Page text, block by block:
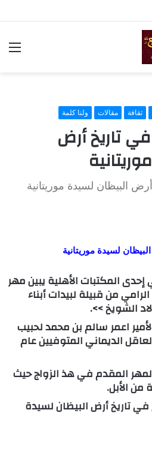
ثقافة مقالات ولنا كلمة
تاريخ أرض
البيظان لسيدة موريتانية
لسيدة موريتانية
المكتبات الأهلية يبين مهر
من قبيلة لبيدات أبناء
الشويخ >>.
اعمر سالم بن محمد لحبيب
الديماني المتوفيين عام
المقدم في هذ الزواج حيث
تاريخ أرض البيظان لسيدة